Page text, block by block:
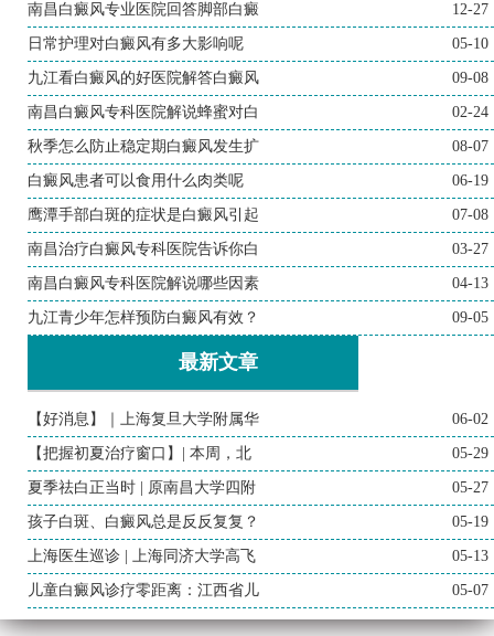
南昌白癜风专业医院回答脚部白癜 12-27
日常护理对白癜风有多大影响呢 05-10
九江看白癜风的好医院解答白癜风 09-08
南昌白癜风专科医院解说蜂蜜对白 02-24
秋季怎么防止稳定期白癜风发生扩 08-07
白癜风患者可以食用什么肉类呢 06-19
鹰潭手部白斑的症状是白癜风引起 07-08
南昌治疗白癜风专科医院告诉你白 03-27
南昌白癜风专科医院解说哪些因素 04-13
九江青少年怎样预防白癜风有效？ 09-05
最新文章
【好消息】｜上海复旦大学附属华 06-02
【把握初夏治疗窗口】| 本周，北 05-29
夏季祛白正当时 | 原南昌大学四附 05-27
孩子白斑、白癜风总是反反复复？ 05-19
上海医生巡诊 | 上海同济大学高飞 05-13
儿童白癜风诊疗零距离：江西省儿 05-07